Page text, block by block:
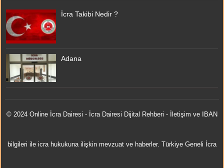
İcra Takibi Nedir ?
Adana
© 2024 Online İcra Dairesi - İcra Dairesi Dijital Rehberi - İletişim ve IBAN
bilgileri ile icra hukukuna ilişkin mevzuat ve haberler. Türkiye Geneli İcra